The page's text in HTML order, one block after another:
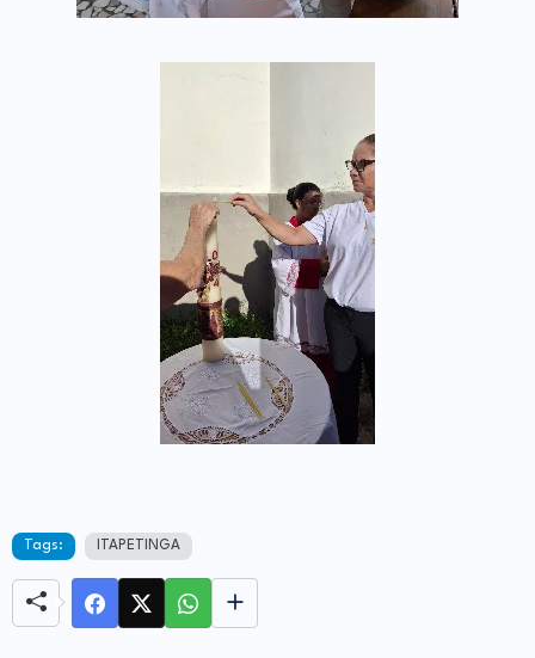
Tags: ITAPETINGA